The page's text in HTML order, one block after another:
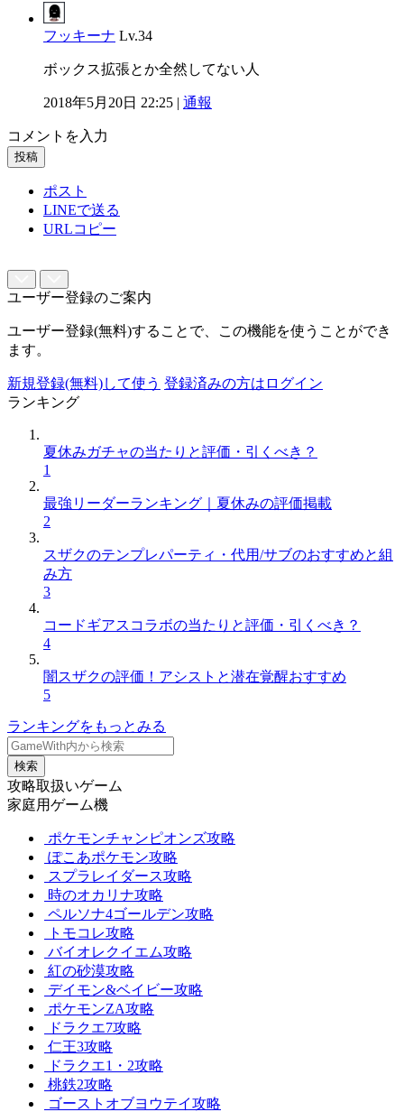
フッキーナ Lv.34
ボックス拡張とか全然してない人
2018年5月20日 22:25 | 通報
コメントを入力
投稿
ポスト
LINEで送る
URLコピー
ユーザー登録のご案内
ユーザー登録(無料)することで、この機能を使うことができ
ます。
新規登録(無料)して使う 登録済みの方はログイン
ランキング
夏休みガチャの当たりと評価・引くべき？
1
最強リーダーランキング｜夏休みの評価掲載
2
スザクのテンプレパーティ・代用/サブのおすすめと組
み方
3
コードギアスコラボの当たりと評価・引くべき？
4
闇スザクの評価！アシストと潜在覚醒おすすめ
5
ランキングをもっとみる
検索
攻略取扱いゲーム
家庭用ゲーム機
ポケモンチャンピオンズ攻略
ぽこあポケモン攻略
スプラレイダース攻略
時のオカリナ攻略
ペルソナ4ゴールデン攻略
トモコレ攻略
バイオレクイエム攻略
紅の砂漠攻略
デイモン&ベイビー攻略
ポケモンZA攻略
ドラクエ7攻略
仁王3攻略
ドラクエ1・2攻略
桃鉄2攻略
ゴーストオブヨウテイ攻略